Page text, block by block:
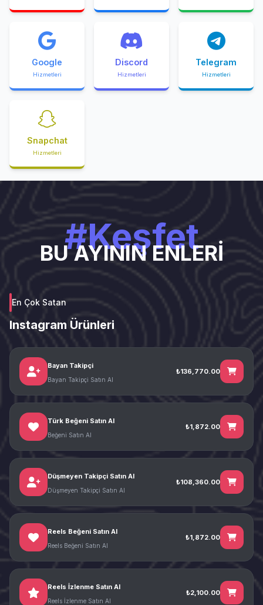
Google
Hizmetleri
Discord
Hizmetleri
Telegram
Hizmetleri
Snapchat
Hizmetleri
#Keşfet
BU AYININ ENLERİ
En Çok Satan
Instagram Ürünleri
Bayan Takipçi
Bayan Takipçi Satın Al
₺136,770.00
Türk Beğeni Satın Al
Beğeni Satın Al
₺1,872.00
Düşmeyen Takipçi Satın Al
Düşmeyen Takipçi Satın Al
₺108,360.00
Reels Beğeni Satın Al
Reels Beğeni Satın Al
₺1,872.00
Reels İzlenme Satın Al
Reels İzlenme Satın Al
₺2,100.00